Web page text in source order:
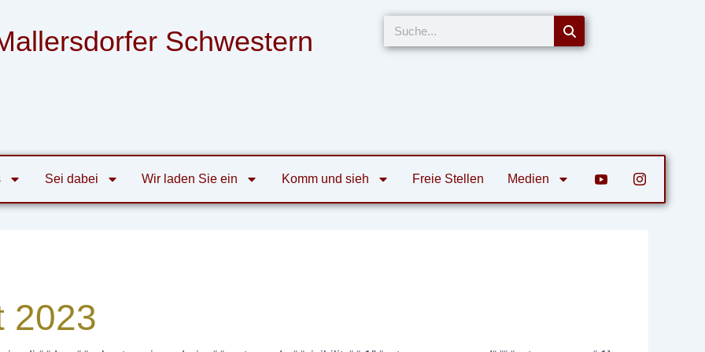
Schwestern
Suche
Sei dabei Wir laden Sie ein Komm und sieh Freie Stellen Medien
2023